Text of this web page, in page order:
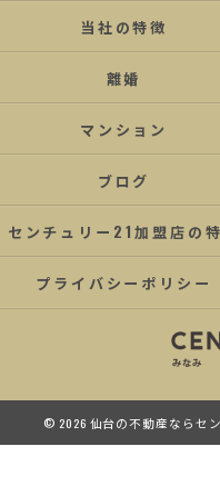
当社の特徴
離婚
マンション
ブログ
センチュリー21加盟店の
プライバシーポリシー
© 2026 仙台の不動産ならセン